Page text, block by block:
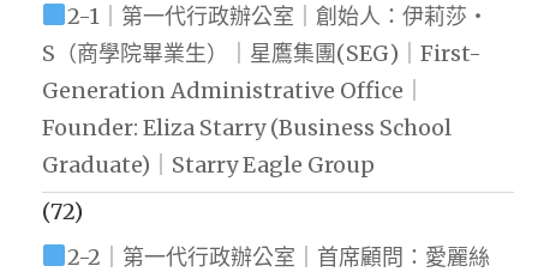
2-1｜第一代行政辦公室｜創始人：伊莉莎・
S（商學院畢業生）｜星鷹集團(SEG)｜First-
Generation Administrative Office｜
Founder: Eliza Starry (Business School
Graduate)｜Starry Eagle Group
(72)
2-2｜第一代行政辦公室｜首席顧問：愛麗絲